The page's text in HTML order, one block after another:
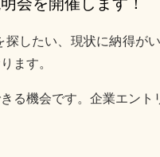
したい、現状に納得が
ます。
る機会です。企業エント